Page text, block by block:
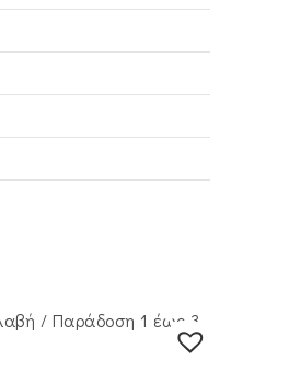
/ Παράδoση 1 έως 3